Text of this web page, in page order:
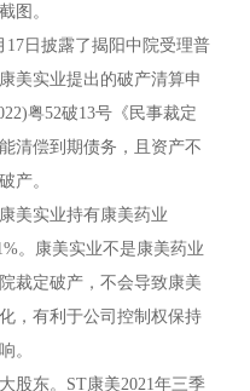
图。
17日披露了揭阳中院受理普
美实业提出的破产清算申
粤52破13号《民事裁定
清偿到期债务，且资产不
产。
美实业持有康美药业
。康美实业不是康美药业
裁定破产，不会导致康美
，有利于公司控制权保持
。
股东。ST康美2021年三季